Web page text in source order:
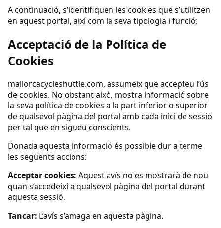
A continuació, s’identifiquen les cookies que s’utilitzen
en aquest portal, així com la seva tipologia i funció:
Acceptació de la Política de
Cookies
mallorcacycleshuttle.com, assumeix que accepteu l’ús
de cookies. No obstant això, mostra informació sobre
la seva política de cookies a la part inferior o superior
de qualsevol pàgina del portal amb cada inici de sessió
per tal que en sigueu conscients.
Donada aquesta informació és possible dur a terme
les següents accions:
Acceptar cookies: Aquest avís no es mostrarà de nou
quan s’accedeixi a qualsevol pàgina del portal durant
aquesta sessió.
Tancar: L’avís s’amaga en aquesta pàgina.